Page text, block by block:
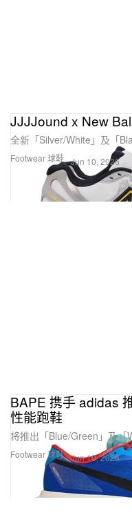
Footwear 球鞋
JJJJound x New
全新「Silver/White」及「
Jun 10, 2026
Footwear 球鞋
BAPE 携手 adidas
性能跑鞋
将推出「Blue/Green」及「
Jun 10, 2026